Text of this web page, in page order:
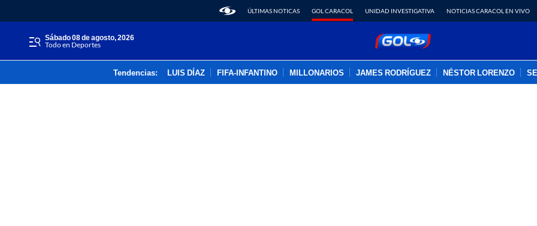
ÚLTIMAS NOTICAS GOL CARACOL UNIDAD INVESTIGATIVA NOTICIAS CARACOL EN VIVO
sábado 08 de agosto, 2026
Todo en Deportes
Tendencias: LUIS DÍAZ FIFA-INFANTINO MILLONARIOS JAMES RODRÍGUEZ NÉSTOR LORENZO